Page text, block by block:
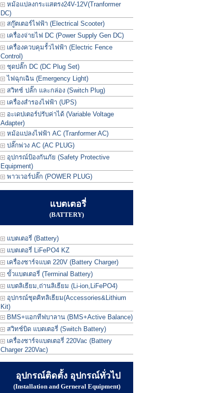
หม้อแปลงกระแสตรง24V-12V(Tranformer
DC)
สกู๊ตเตอร์ไฟฟ้า (Electrical Scooter)
เครื่องจ่ายไฟ DC (Power Supply Gen DC)
เครื่องควบคุมรั้วไฟฟ้า (Electric Fence
Control)
ชุดปลั๊ก DC (DC Plug Set)
ไฟฉุกเฉิน (Emergency Light)
สวิทช์ ปลั๊ก และกล่อง (Switch Plug)
เครื่องสำรองไฟฟ้า (UPS)
อะเดปเตอร์ปรับค่าได้ (Variable Voltage
Adapter)
หม้อแปลงไฟฟ้า AC (Tranformer AC)
ปลั๊กพ่วง AC (AC PLUG)
อุปกรณ์ป้องกันภัย (Safety Protective
Equipment)
พาวเวอร์ปลั๊ก (POWER PLUG)
แบตเตอรี่
(BATTERY)
แบตเตอรี่ (Battery)
แบตเตอรี่ LiFePO4 KZ
เครื่องชาร์จแบต 220V (Battery Charger)
ขั้วแบตเตอรี่ (Terminal Battery)
แบตลิเธียม,ถ่านลิเธียม (Li-ion,LiFePO4)
อุปกรณ์ชุดคิทลิเธียม(Accessories&Lithium
Kit)
BMS+แอกทีฟบาลาน (BMS+Active Balance)
สวิทช์บิด แบตเตอรี่ (Switch Battery)
เครื่องชาร์จแบตเตอรี่ 220Vac (Battery
Charger 220Vac)
อุปกรณ์ติดตั้ง อุปกรณ์ทั่วไป
(Installation and Gerneral Equipment)